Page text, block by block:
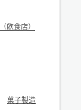
飲食店）
菓子製造